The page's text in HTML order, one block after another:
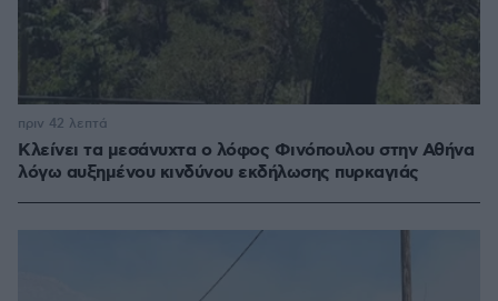
Κλείνει τα μεσάνυχτα ο λόφος Φινόπουλου στην Αθήνα
λόγω αυξημένου κινδύνου εκδήλωσης πυρκαγιάς
πριν 42 λεπτά